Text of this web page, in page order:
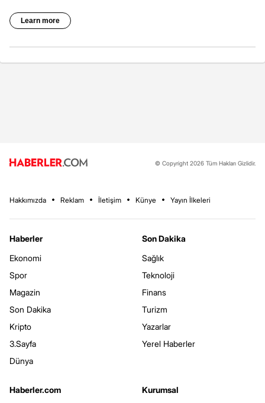
© Copyright 2026 Tüm Hakları Gizlidir.
Hakkımızda Reklam İletişim Künye Yayın İlkeleri
Haberler
Ekonomi
Spor
Magazin
Son Dakika
Kripto
3.Sayfa
Dünya
Son Dakika
Sağlık
Teknoloji
Finans
Turizm
Yazarlar
Yerel Haberler
Haberler.com
Kurumsal